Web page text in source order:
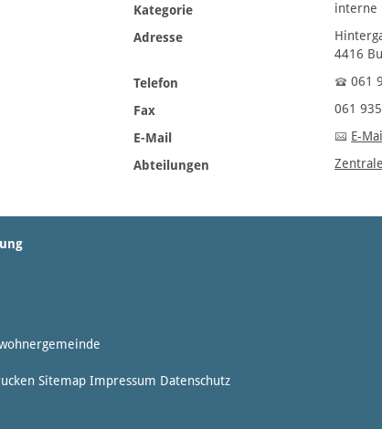
Kategorie
interne
Adresse
4416
Telefon
061
Fax
061
E-Mail
E-Mail
Abteilungen
Sitemap Impressum Datenschutz